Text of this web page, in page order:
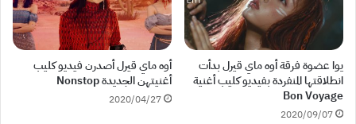
يوا عضوة فرقة أوه ماي قيرل بدأت
انطلاقتها المنفردة بفيديو كليب أغنية
Bon Voyage
2020/09/07
أوه ماي قيرل أصدرن فيديو كليب
أغنيتهن الجديدة Nonstop
2020/04/27